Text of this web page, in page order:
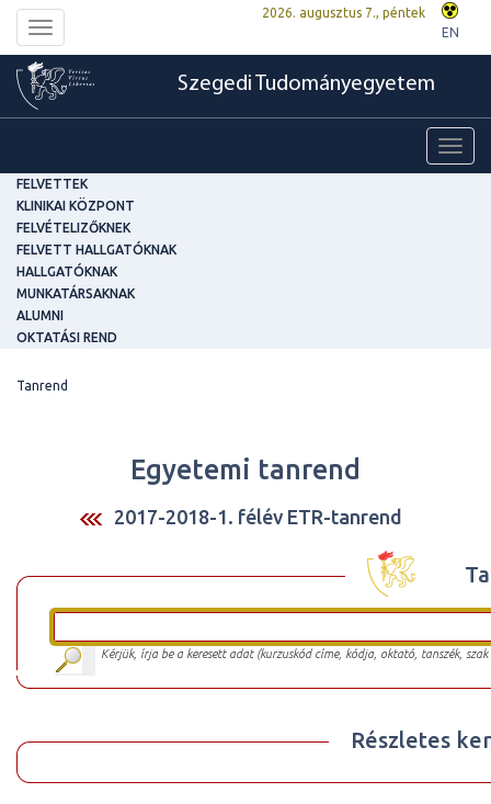
Toggle
navigation
2026. augusztus 7., péntek
EN
Szegedi Tudományegyetem
FELVETTEK
KLINIKAI KÖZPONT
FELVÉTELIZŐKNEK
FELVETT HALLGATÓKNAK
HALLGATÓKNAK
MUNKATÁRSAKNAK
ALUMNI
OKTATÁSI REND
Tanrend
Egyetemi tanrend
2017-2018-1. félév ETR-tanrend
Kérjük, írja be a keresett adat (kurzuskód címe, kódja, oktató, tanszék,
Részletes